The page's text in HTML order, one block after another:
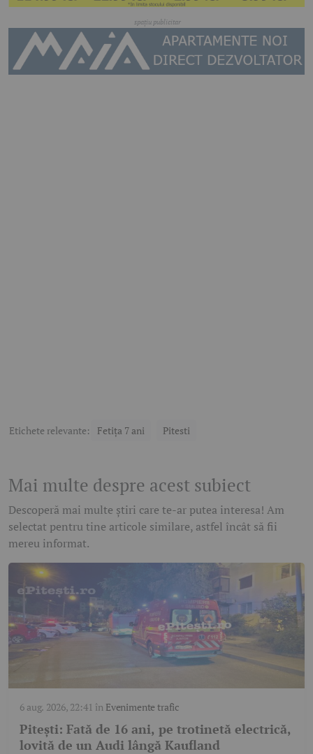
Etichete relevante: Fetița 7 ani Pitesti
Mai multe despre acest subiect
Descoperă mai multe știri care te-ar putea interesa! Am
selectat pentru tine articole similare, astfel încât să fii
mereu informat.
6 aug. 2026, 22:41 în Evenimente trafic
Pitești: Fată de 16 ani, pe trotinetă electrică,
lovită de un Audi lângă Kaufland